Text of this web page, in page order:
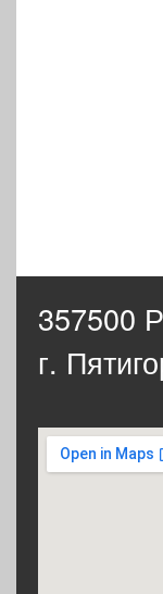
357500
г.